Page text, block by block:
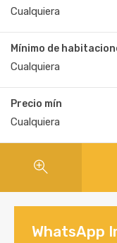
Cualquiera
Mínimo de
Cualquiera
Precio mín
Cualquiera
WhatsApp